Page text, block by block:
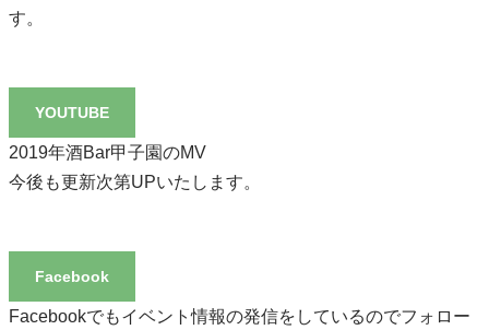
す。
YOUTUBE
2019年酒Bar甲子園のMV
今後も更新次第UPいたします。
Facebook
Facebookでもイベント情報の発信をしているのでフォロー